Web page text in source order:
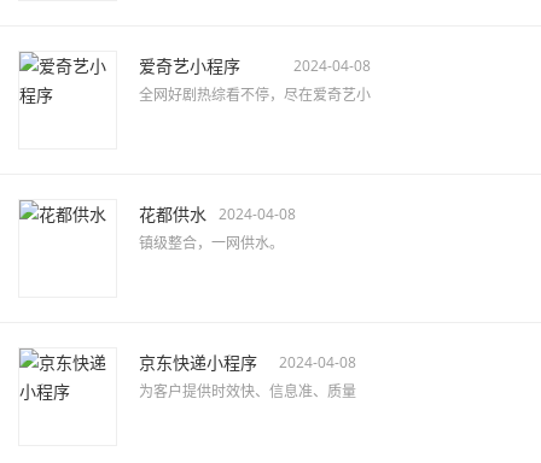
爱奇艺小程序
2024-04-08
全网好剧热综看不停，尽在爱奇艺小
花都供水 2024-04-08
镇级整合，一网供水。
京东快递小程序
2024-04-08
为客户提供时效快、信息准、质量